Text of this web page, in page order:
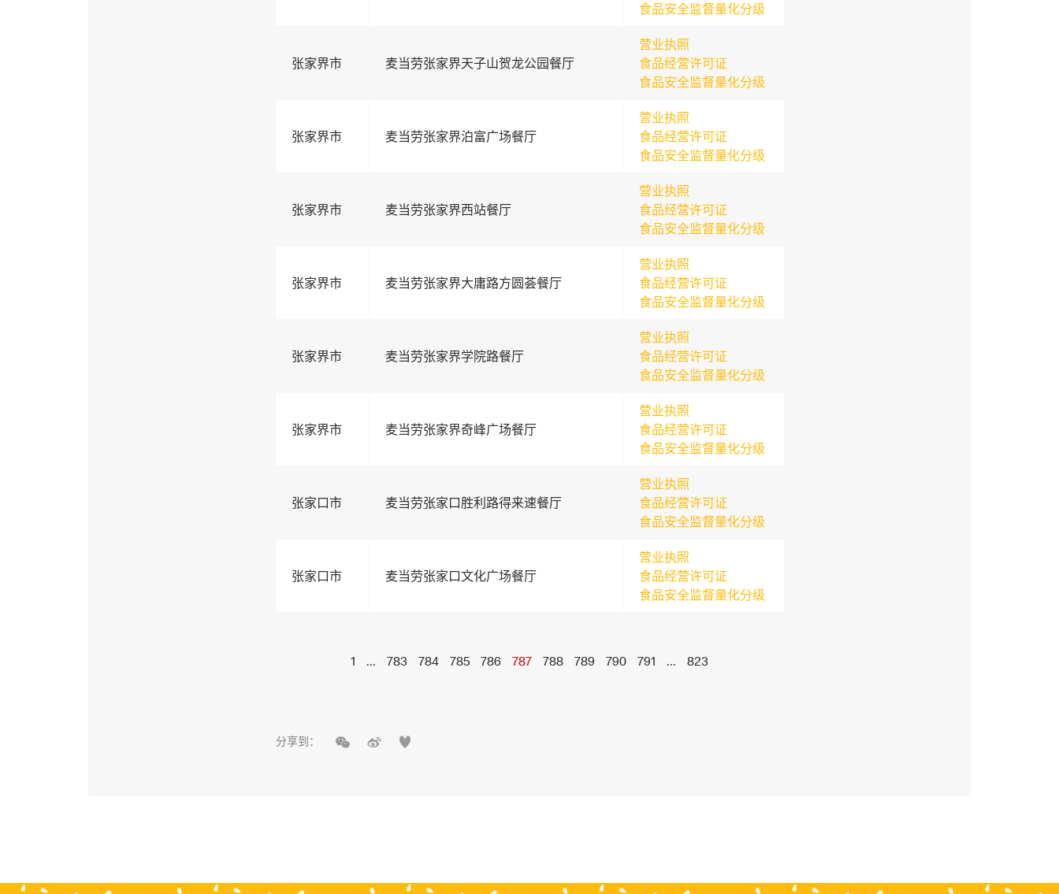
食品安全监督量化分级
张家界市 麦当劳张家界天子山贺龙公园餐厅
营业执照
食品经营许可证
食品安全监督量化分级
张家界市 麦当劳张家界泊富广场餐厅
营业执照
食品经营许可证
食品安全监督量化分级
张家界市 麦当劳张家界西站餐厅
营业执照
食品经营许可证
食品安全监督量化分级
张家界市 麦当劳张家界大庸路方圆荟餐厅
营业执照
食品经营许可证
食品安全监督量化分级
张家界市 麦当劳张家界学院路餐厅
营业执照
食品经营许可证
食品安全监督量化分级
张家界市 麦当劳张家界奇峰广场餐厅
营业执照
食品经营许可证
食品安全监督量化分级
张家口市 麦当劳张家口胜利路得来速餐厅
营业执照
食品经营许可证
食品安全监督量化分级
张家口市 麦当劳张家口文化广场餐厅
营业执照
食品经营许可证
食品安全监督量化分级
1 ... 783 784 785 786 787 788 789 790 791 ... 823
分享到：   